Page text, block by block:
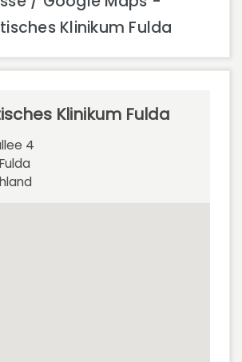
Klinikum Fulda
Klinikum Fulda
4